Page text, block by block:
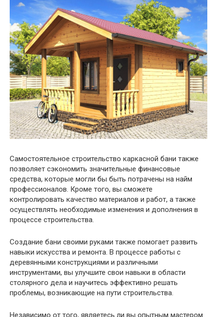
Самостоятельное строительство каркасной бани также
позволяет сэкономить значительные финансовые
средства, которые могли бы быть потрачены на найм
профессионалов. Кроме того, вы сможете
контролировать качество материалов и работ, а также
осуществлять необходимые изменения и дополнения в
процессе строительства.
Создание бани своими руками также помогает развить
навыки искусства и ремонта. В процессе работы с
деревянными конструкциями и различными
инструментами, вы улучшите свои навыки в области
столярного дела и научитесь эффективно решать
проблемы, возникающие на пути строительства.
Независимо от того, являетесь ли вы опытным мастером